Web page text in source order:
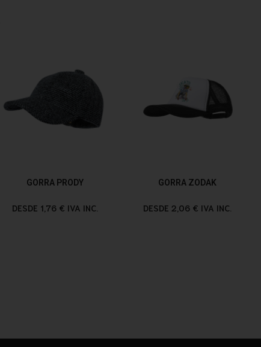
GORRA PRODY
DESDE 1,76 € IVA INC.
GORRA ZODAK
DESDE 2,06 € IVA INC.